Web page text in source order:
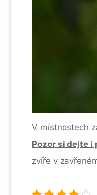
V místnostech
Pozor si dejte i
zvíře v